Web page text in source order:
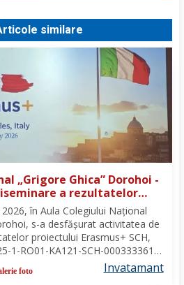
similare
„Grigore Ghica” Dorohoi -
a rezultatelor
SCH, 2025-1-RO01-
în Aula Colegiului Național
s-a desfășurat activitatea de
proiectului Erasmus+ SCH,
1-RO01-KA121-SCH-000333361,
șef, doamna Hrab Cristina, și
Alexa...
foto Invatamant